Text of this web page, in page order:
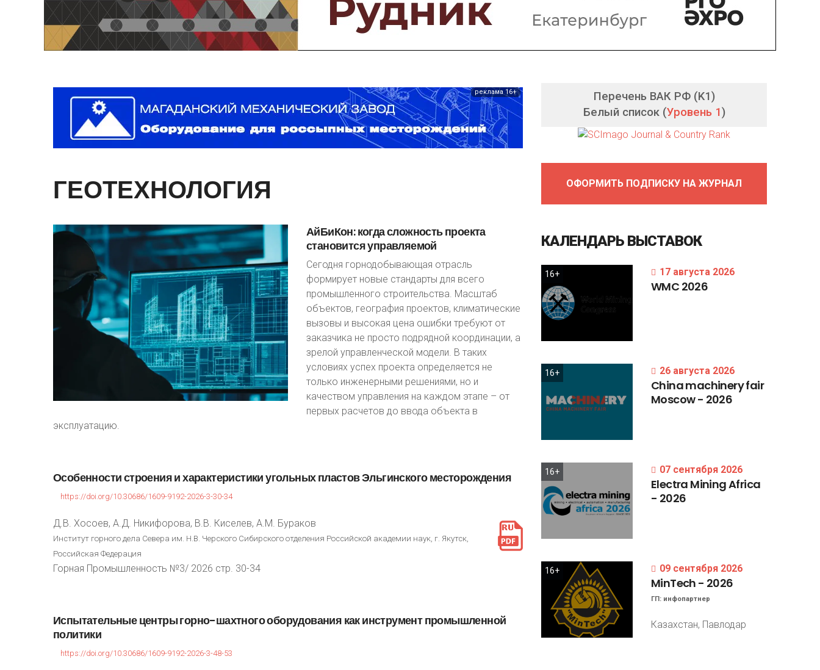
Предприятия и компании
Интервью
Выставки, Конференции
реклама 16+
ГЕОТЕХНОЛОГИЯ
АйБиКон:когдасложностьпроекта
становитсяуправляемой
Сегодня горнодобывающая отрасль
формирует новые стандарты для всего
промышленного строительства. Масштаб
объектов, география проектов, климатические
вызовы и высокая цена ошибки требуют от
заказчика не просто подрядной координации, а
зрелой управленческой модели. В таких
условиях успех проекта определяется не
только инженерными решениями, но и
качеством управления на каждом этапе – от
первых расчетов до ввода объекта в
эксплуатацию.
ОсобенностистроенияихарактеристикиугольныхпластовЭльгинскогоместорождения
https://doi.org/10.30686/1609-9192-2026-3-30-34
Д.В. Хосоев, А.Д. Никифорова, В.В. Киселев, А.М. Бураков
Институт горного дела Севера им. Н.В. Черского Сибирского отделения Российской академии наук, г. Якутск,
Российская Федерация
Горная Промышленность №3/ 2026 стр. 30-34
Испытательныецентрыгорно-шахтногооборудования какинструментпромышленной
политики
https://doi.org/10.30686/1609-9192-2026-3-48-53
Перечень ВАК РФ (K1)
Белый список (Уровень 1)
ОФОРМИТЬ ПОДПИСКУ НА ЖУРНАЛ
КАЛЕНДАРЬ ВЫСТАВОК
16+ 17 августа 2026
WMC 2026
16+ 26 августа 2026
Chinamachineryfair
Moscow- 2026
16+ 07 сентября 2026
Electra MiningAfrica
- 2026
16+ 09 сентября 2026
MinTech - 2026
ГП: инфопартнер
Казахстан, Павлодар